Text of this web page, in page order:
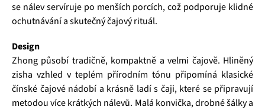
se nálev servíruje po menších porcích, což podporuje klidné
ochutnávání a skutečný čajový rituál.
Design
Zhong působí tradičně, kompaktně a velmi čajově. Hliněný
zisha vzhled v teplém přírodním tónu připomíná klasické
čínské čajové nádobí a krásně ladí s čaji, které se připravují
metodou více krátkých nálevů. Malá konvička, drobné šálky a